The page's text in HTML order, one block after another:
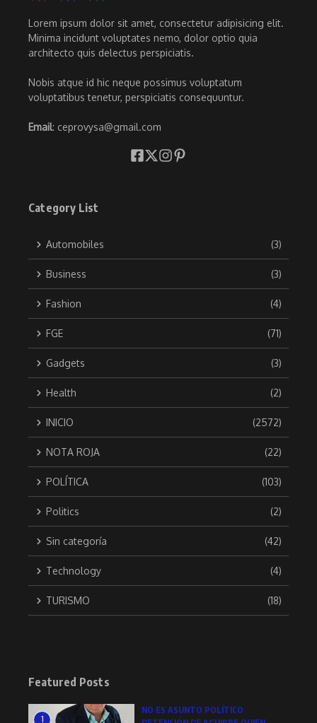
Lorem ipsum dolor sit amet, consectetur adipisicing elit.
Minima incidunt voluptates nemo, dolor optio quia
architecto quis delectus perspiciatis.
Nobis atque id hic neque possimus voluptatum
voluptatibus tenetur, perspiciatis consequuntur.
Email: ceprovysa@gmail.com
Category List
Automobiles (3)
Business (3)
Fashion (4)
FGE (71)
Gadgets (3)
Health (2)
INICIO (2572)
NOTA ROJA (22)
POLÍTICA (103)
Politics (2)
Sin categoría (42)
Technology (4)
TURISMO (18)
Featured Posts
1
NO ES ASUNTO POLÍTICO